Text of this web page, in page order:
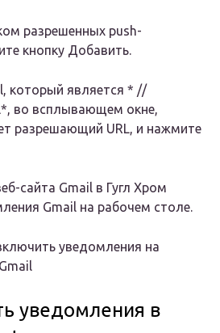
разрешенных push-
кнопку Добавить.
который является * //
во всплывающем окне,
разрешающий URL, и нажмите
сайта Gmail в Гугл Хром
Gmail на рабочем столе.
уведомления на
уведомления в